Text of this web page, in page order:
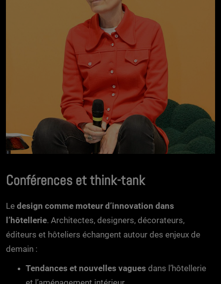
Conférences et think-tank
Le design comme moteur d’innovation dans
l’hôtellerie. Architectes, designers, décorateurs,
éditeurs et hôteliers échangent autour des enjeux de
demain :
Tendances et nouvelles vagues dans l’hôtellerie